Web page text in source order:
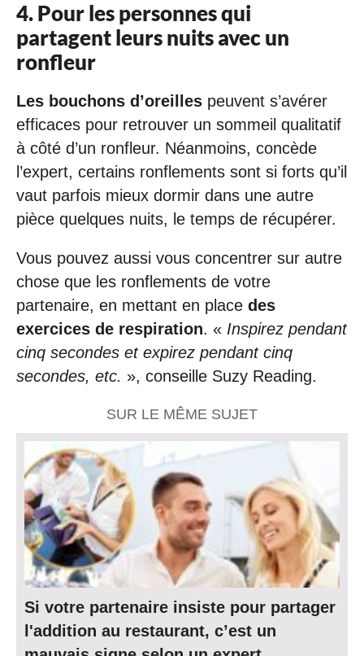
4. Pour les personnes qui
partagent leurs nuits avec un
ronfleur
Les bouchons d’oreilles peuvent s’avérer
efficaces pour retrouver un sommeil qualitatif
à côté d’un ronfleur. Néanmoins, concède
l’expert, certains ronflements sont si forts qu’il
vaut parfois mieux dormir dans une autre
pièce quelques nuits, le temps de récupérer.
Vous pouvez aussi vous concentrer sur autre
chose que les ronflements de votre
partenaire, en mettant en place des
exercices de respiration. « Inspirez pendant
cinq secondes et expirez pendant cinq
secondes, etc. », conseille Suzy Reading.
SUR LE MÊME SUJET
Si votre partenaire insiste pour partager
l'addition au restaurant, c’est un